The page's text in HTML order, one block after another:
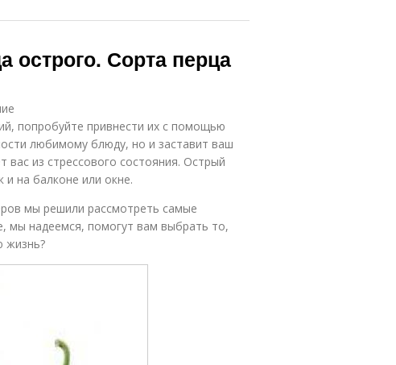
острого. Сорта перца
попробуйте привнести их с помощью
любимому блюду, но и заставит ваш
из стрессового состояния. Острый
на балконе или окне.
мы решили рассмотреть самые
мы надеемся, помогут вам выбрать то,
жизнь?